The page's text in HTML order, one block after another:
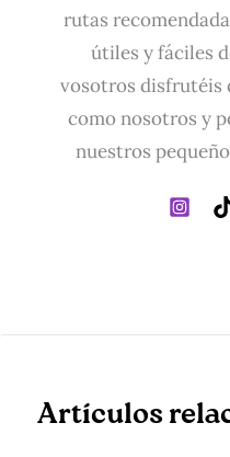
rutas
útiles y fáciles
vosotros disfrutéis
como nosotros y
nuestros
Artículos